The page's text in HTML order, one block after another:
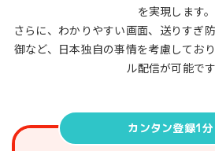
を実現します。
さらに、わかりやすい画面、送りすぎ
御など、日本独自の事情を考慮してお
ル配信が可能です
カンタン登録1分